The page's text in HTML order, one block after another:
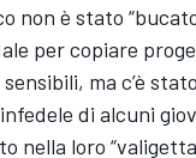
non è stato
per copiare
ma c’è
di alcuni
nella loro